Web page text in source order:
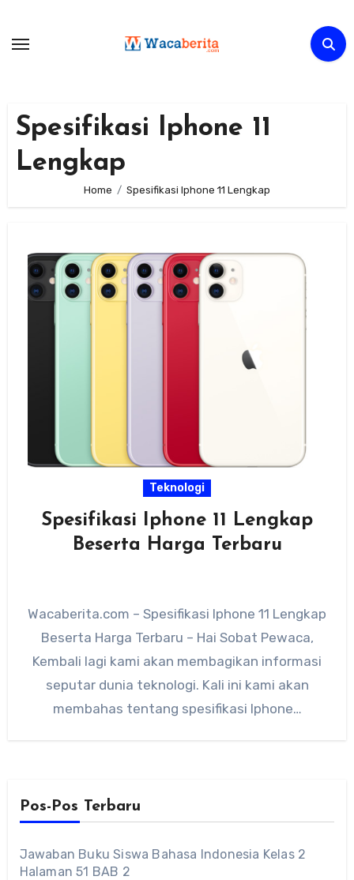
content
Spesifikasi Iphone 11
Lengkap
Home Spesifikasi Iphone 11 Lengkap
Teknologi
Spesifikasi Iphone 11 Lengkap
Beserta Harga Terbaru
Wacaberita.com – Spesifikasi Iphone 11 Lengkap
Beserta Harga Terbaru – Hai Sobat Pewaca,
Kembali lagi kami akan membagikan informasi
seputar dunia teknologi. Kali ini kami akan
membahas tentang spesifikasi Iphone…
Pos-Pos Terbaru
Jawaban Buku Siswa Bahasa Indonesia Kelas 2
Halaman 51 BAB 2